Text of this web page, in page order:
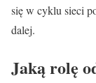
się w cyklu sieci
dalej.
Jaką rolę